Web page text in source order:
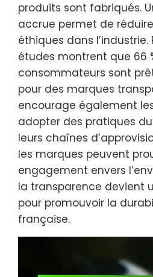
produits sont fabriqués.
accrue permet de
éthiques dans l’industrie.
études montrent que 66
consommateurs sont
pour des marques
encourage également
adopter des pratiques
leurs chaînes
les marques peuvent
engagement envers
la transparence devient
pour promouvoir la
française.